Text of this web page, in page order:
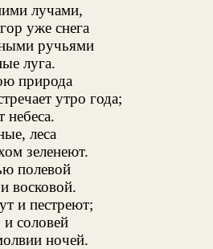
лучами,
уже снега
ручьями
луга.
природа
утро года;
небеса.
леса
зеленеют.
полевой
восковой.
и пестреют;
соловей
ночей.